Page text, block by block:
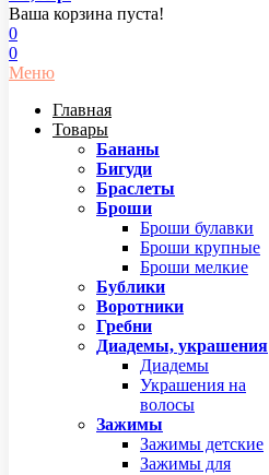
Ваша корзина пуста!
0
0
Меню
Главная
Товары
Бананы
Бигуди
Браслеты
Броши
Броши булавки
Броши крупные
Броши мелкие
Бублики
Воротники
Гребни
Диадемы, украшения
Диадемы
Украшения на
волосы
Зажимы
Зажимы детские
Зажимы для